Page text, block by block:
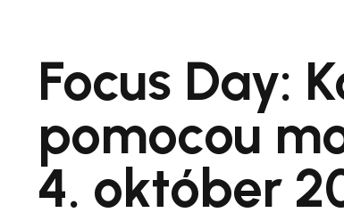
Focus Day:
pomocou
4. október